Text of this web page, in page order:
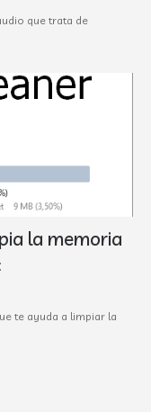
que trata de
la memoria
te ayuda a limpiar la